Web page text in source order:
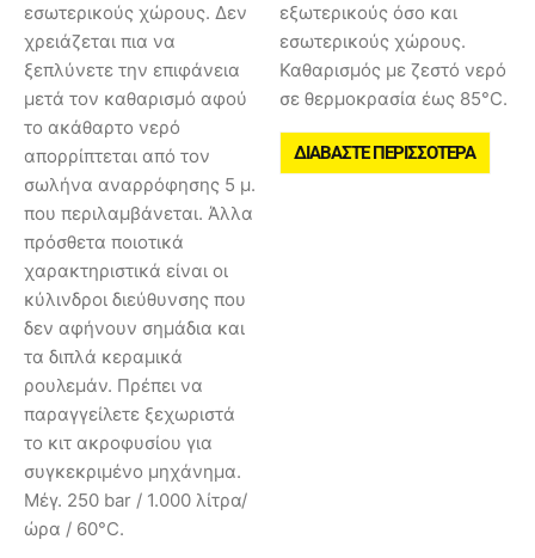
εσωτερικούς χώρους. Δεν
χρειάζεται πια να
ξεπλύνετε την επιφάνεια
μετά τον καθαρισμό αφού
το ακάθαρτο νερό
απορρίπτεται από τον
σωλήνα αναρρόφησης 5 μ.
που περιλαμβάνεται. Άλλα
πρόσθετα ποιοτικά
χαρακτηριστικά είναι οι
κύλινδροι διεύθυνσης που
δεν αφήνουν σημάδια και
τα διπλά κεραμικά
ρουλεμάν. Πρέπει να
παραγγείλετε ξεχωριστά
το κιτ ακροφυσίου για
συγκεκριμένο μηχάνημα.
Μέγ. 250 bar / 1.000 λίτρα/
ώρα / 60°C.
εξωτερικούς όσο και
εσωτερικούς χώρους.
Καθαρισμός με ζεστό νερό
σε θερμοκρασία έως 85°C.
ΔΙΑΒΆΣΤΕ ΠΕΡΙΣΣΌΤΕΡΑ